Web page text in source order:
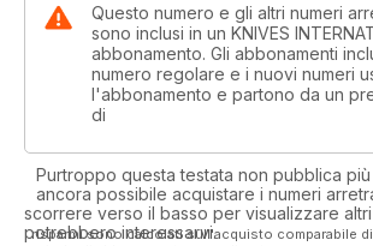
Questo numero e gli altri numeri
sono inclusi in un KNIVES
abbonamento. Gli abbonamenti
numero regolare e i nuovi numeri
l'abbonamento e partono da un
di
Purtroppo questa testata non pubblica più
ancora possibile acquistare i numeri
scorrere verso il basso per visualizzare
potrebbero interessarvi.
I risparmi sono calcolati sull'acquisto comparabile